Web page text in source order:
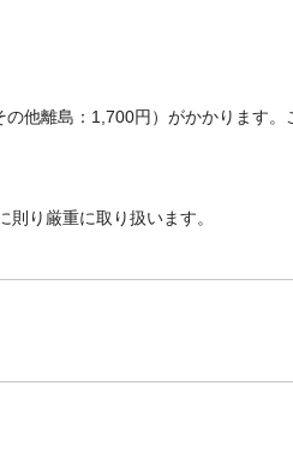
他離島：1,700円）がかかります
り厳重に取り扱います。